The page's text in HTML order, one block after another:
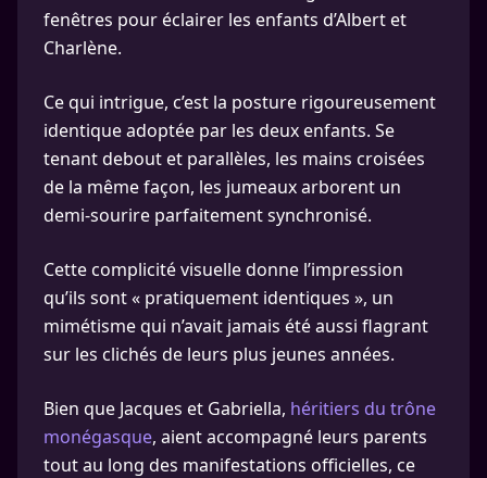
fenêtres pour éclairer les enfants d’Albert et
Charlène.
Ce qui intrigue, c’est la posture rigoureusement
identique adoptée par les deux enfants. Se
tenant debout et parallèles, les mains croisées
de la même façon, les jumeaux arborent un
demi-sourire parfaitement synchronisé.
Cette complicité visuelle donne l’impression
qu’ils sont « pratiquement identiques », un
mimétisme qui n’avait jamais été aussi flagrant
sur les clichés de leurs plus jeunes années.
Bien que Jacques et Gabriella, héritiers du trône
monégasque, aient accompagné leurs parents
tout au long des manifestations officielles, ce